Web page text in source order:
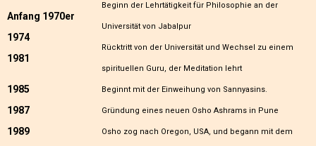
Anfang 1970er
1974
1981
1985
1987
1989
Beginn der Lehrtätigkeit für Philosophie an der
Universität von Jabalpur
Rücktritt von der Universität und Wechsel zu einem
spirituellen Guru, der Meditation lehrt
Beginnt mit der Einweihung von Sannyasins.
Gründung eines neuen Osho Ashrams in Pune
Osho zog nach Oregon, USA, und begann mit dem